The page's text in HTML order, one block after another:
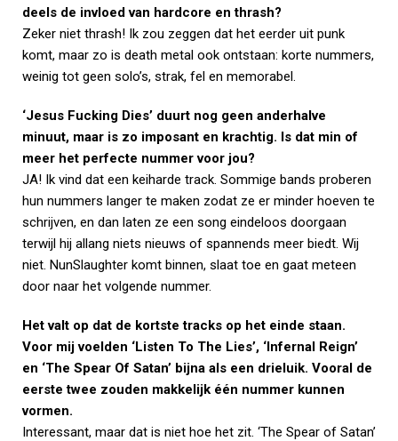
deels de invloed van hardcore en thrash?
Zeker niet thrash! Ik zou zeggen dat het eerder uit punk
komt, maar zo is death metal ook ontstaan: korte nummers,
weinig tot geen solo’s, strak, fel en memorabel.
‘Jesus Fucking Dies’ duurt nog geen anderhalve
minuut, maar is zo imposant en krachtig. Is dat min of
meer het perfecte nummer voor jou?
JA! Ik vind dat een keiharde track. Sommige bands proberen
hun nummers langer te maken zodat ze er minder hoeven te
schrijven, en dan laten ze een song eindeloos doorgaan
terwijl hij allang niets nieuws of spannends meer biedt. Wij
niet. NunSlaughter komt binnen, slaat toe en gaat meteen
door naar het volgende nummer.
Het valt op dat de kortste tracks op het einde staan.
Voor mij voelden ‘Listen To The Lies’, ‘Infernal Reign’
en ‘The Spear Of Satan’ bijna als een drieluik. Vooral de
eerste twee zouden makkelijk één nummer kunnen
vormen.
Interessant, maar dat is niet hoe het zit. ‘The Spear of Satan’